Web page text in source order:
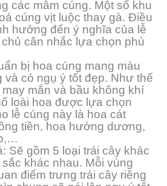
các mâm cúng. Một số khu
cúng vịt luộc thay gà. Điều
hưởng đến ý nghĩa của lễ
cân nhắc lựa chọn phù
bị hoa cúng mang màu
và có ngụ ý tốt đẹp. Như thế
mắn và bầu không khí
loài hoa được lựa chọn
lễ cúng này là hoa cát
tiền, hoa hướng dương,
Sẽ gồm 5 loại trái cây khác
khác nhau. Mỗi vùng
điểm trưng trái cây riêng